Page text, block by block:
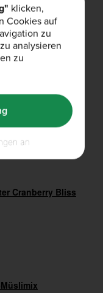
Brownie Bread
Kokosgranola
Cranberry Bliss
klicken,
Cookies auf
zu
analysieren
zu
an